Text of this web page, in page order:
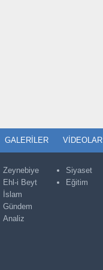
GALERILER VIDEOLAR
Zeynebiye
Ehl-i Beyt
İslam
Gündem
Analiz
Siyaset
Eğitim